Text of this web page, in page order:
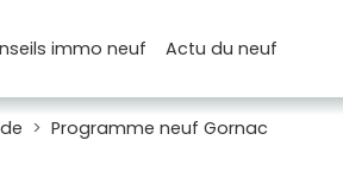
immo neuf Actudu neuf
Programme neuf Gornac